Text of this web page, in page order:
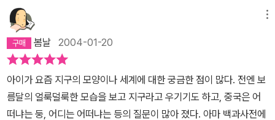
봄날 2004-01-20
아이가 요즘 지구의 모양이나 세계에 대한 궁금한 점이 많다. 전엔 보
름달의 얼룩덜룩한 모습을 보고 지구라고 우기기도 하고, 중국은 어
떠냐는 둥, 어디는 어떠냐는 등의 질문이 많아 졌다. 아마 백과사전에